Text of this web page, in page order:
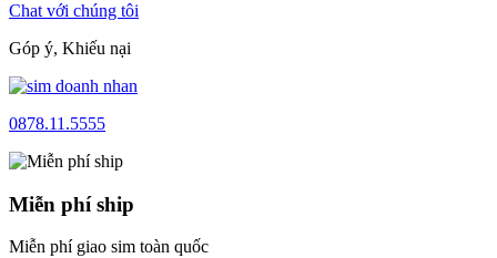
Chat với chúng tôi
Góp ý, Khiếu nại
0878.11.5555
Miễn phí ship
Miễn phí giao sim toàn quốc